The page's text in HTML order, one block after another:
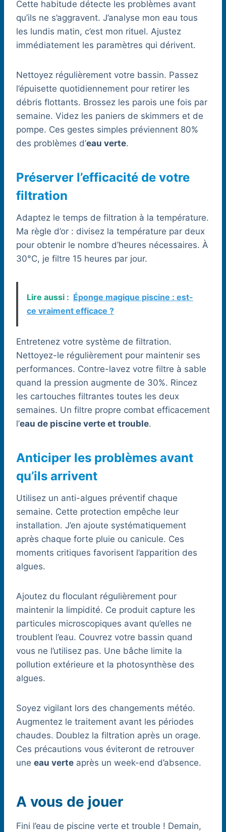
Cette habitude détecte les problèmes avant
qu’ils ne s’aggravent. J’analyse mon eau tous
les lundis matin, c’est mon rituel. Ajustez
immédiatement les paramètres qui dérivent.
Nettoyez régulièrement votre bassin. Passez
l’épuisette quotidiennement pour retirer les
débris flottants. Brossez les parois une fois par
semaine. Videz les paniers de skimmers et de
pompe. Ces gestes simples préviennent 80%
des problèmes d’eau verte.
Préserver l’efficacité de votre
filtration
Adaptez le temps de filtration à la température.
Ma règle d’or : divisez la température par deux
pour obtenir le nombre d’heures nécessaires. À
30°C, je filtre 15 heures par jour.
Lire aussi : Éponge magique piscine : est-
ce vraiment efficace ?
Entretenez votre système de filtration.
Nettoyez-le régulièrement pour maintenir ses
performances. Contre-lavez votre filtre à sable
quand la pression augmente de 30%. Rincez
les cartouches filtrantes toutes les deux
semaines. Un filtre propre combat efficacement
l’eau de piscine verte et trouble.
Anticiper les problèmes avant
qu’ils arrivent
Utilisez un anti-algues préventif chaque
semaine. Cette protection empêche leur
installation. J’en ajoute systématiquement
après chaque forte pluie ou canicule. Ces
moments critiques favorisent l’apparition des
algues.
Ajoutez du floculant régulièrement pour
maintenir la limpidité. Ce produit capture les
particules microscopiques avant qu’elles ne
troublent l’eau. Couvrez votre bassin quand
vous ne l’utilisez pas. Une bâche limite la
pollution extérieure et la photosynthèse des
algues.
Soyez vigilant lors des changements météo.
Augmentez le traitement avant les périodes
chaudes. Doublez la filtration après un orage.
Ces précautions vous éviteront de retrouver
une eau verte après un week-end d’absence.
A vous de jouer
Fini l’eau de piscine verte et trouble ! Demain,